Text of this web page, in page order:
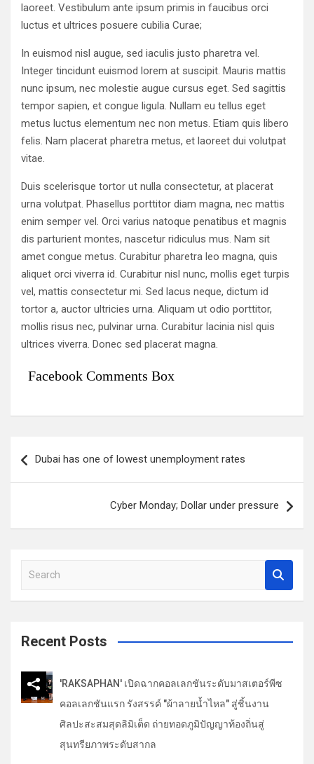
laoreet. Vestibulum ante ipsum primis in faucibus orci
luctus et ultrices posuere cubilia Curae;
In euismod nisl augue, sed iaculis justo pharetra vel.
Integer tincidunt euismod lorem at suscipit. Mauris mattis
nunc ipsum, nec molestie augue cursus eget. Sed sagittis
tempor sapien, et congue ligula. Nullam eu tellus eget
metus luctus elementum nec non metus. Etiam quis libero
felis. Nam placerat pharetra metus, et laoreet dui volutpat
vitae.
Duis scelerisque tortor ut nulla consectetur, at placerat
urna volutpat. Phasellus porttitor diam magna, nec mattis
enim semper vel. Orci varius natoque penatibus et magnis
dis parturient montes, nascetur ridiculus mus. Nam sit
amet congue metus. Curabitur pharetra leo magna, quis
aliquet orci viverra id. Curabitur nisl nunc, mollis eget turpis
vel, mattis consectetur mi. Sed lacus neque, dictum id
tortor a, auctor ultricies urna. Aliquam ut odio porttitor,
mollis risus nec, pulvinar urna. Curabitur lacinia nisl quis
ultrices viverra. Donec sed placerat magna.
Facebook Comments Box
รื่
Dubai has one of lowest unemployment rates
Cyber Monday; Dollar under pressure
a
c
Recent Posts
'RAKSAPHAN' เปิดฉากคอลเลกชันระดับมาสเตอร์พีซ
คอลเลกชันแรก รังสรรค์ "ผ้าลายน้ำไหล" สู่ชิ้นงาน
ศิลปะสะสมสุดลิมิเต็ด ถ่ายทอดภูมิปัญญาท้องถิ่นสู่
สุนทรียภาพระดับสากล